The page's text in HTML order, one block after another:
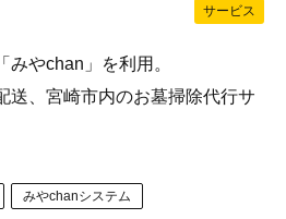
サービス
みやchan」を利用。
送、宮崎市内のお墓掃除代行サ
みやchanシステム